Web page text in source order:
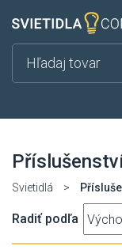
Svietidlá >
Radiť podľa